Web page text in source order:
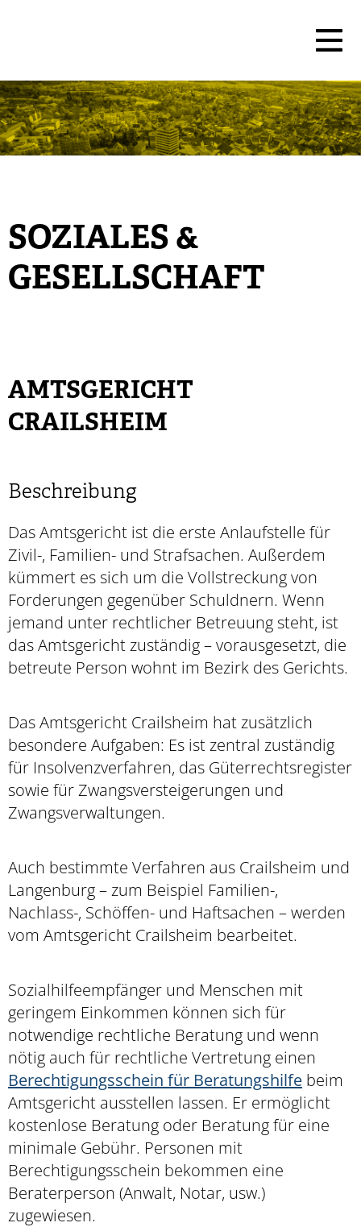
SOZIALES &
GESELLSCHAFT
AMTSGERICHT
CRAILSHEIM
Beschreibung
Das Amtsgericht ist die erste Anlaufstelle für
Zivil-, Familien- und Strafsachen. Außerdem
kümmert es sich um die Vollstreckung von
Forderungen gegenüber Schuldnern. Wenn
jemand unter rechtlicher Betreuung steht, ist
das Amtsgericht zuständig – vorausgesetzt, die
betreute Person wohnt im Bezirk des Gerichts.
Das Amtsgericht Crailsheim hat zusätzlich
besondere Aufgaben: Es ist zentral zuständig
für Insolvenzverfahren, das Güterrechtsregister
sowie für Zwangsversteigerungen und
Zwangsverwaltungen.
Auch bestimmte Verfahren aus Crailsheim und
Langenburg – zum Beispiel Familien-,
Nachlass-, Schöffen- und Haftsachen – werden
vom Amtsgericht Crailsheim bearbeitet.
Sozialhilfeempfänger und Menschen mit
geringem Einkommen können sich für
notwendige rechtliche Beratung und wenn
nötig auch für rechtliche Vertretung einen
Berechtigungsschein für Beratungshilfe beim
Amtsgericht ausstellen lassen. Er ermöglicht
kostenlose Beratung oder Beratung für eine
minimale Gebühr. Personen mit
Berechtigungsschein bekommen eine
Beraterperson (Anwalt, Notar, usw.)
zugewiesen.